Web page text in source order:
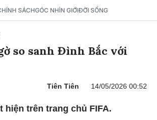
SÁCHGÓC NHÌN GIỚIĐỜI SỐNG
so sanh Đình Bắc với
Tiên Tiên 14/05/2026 00:52
hiện trên trang chủ FIFA.